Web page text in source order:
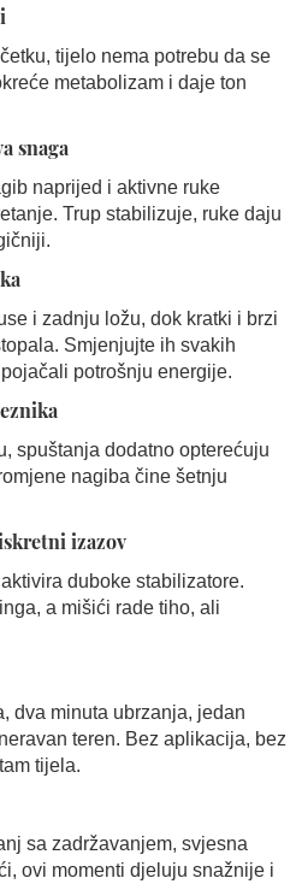
tijelo nema potrebu da se
metabolizam i daje ton
snaga
naprijed i aktivne ruke
Trup stabilizuje, ruke daju
i zadnju ložu, dok kratki i brzi
Smjenjujte ih svakih
potrošnju energije.
spuštanja dodatno opterećuju
nagiba čine šetnju
izazov
duboke stabilizatore.
a mišići rade tiho, ali
dva minuta ubrzanja, jedan
teren. Bez aplikacija, bez
tijela.
sa zadržavanjem, svjesna
ovi momenti djeluju snažnije i